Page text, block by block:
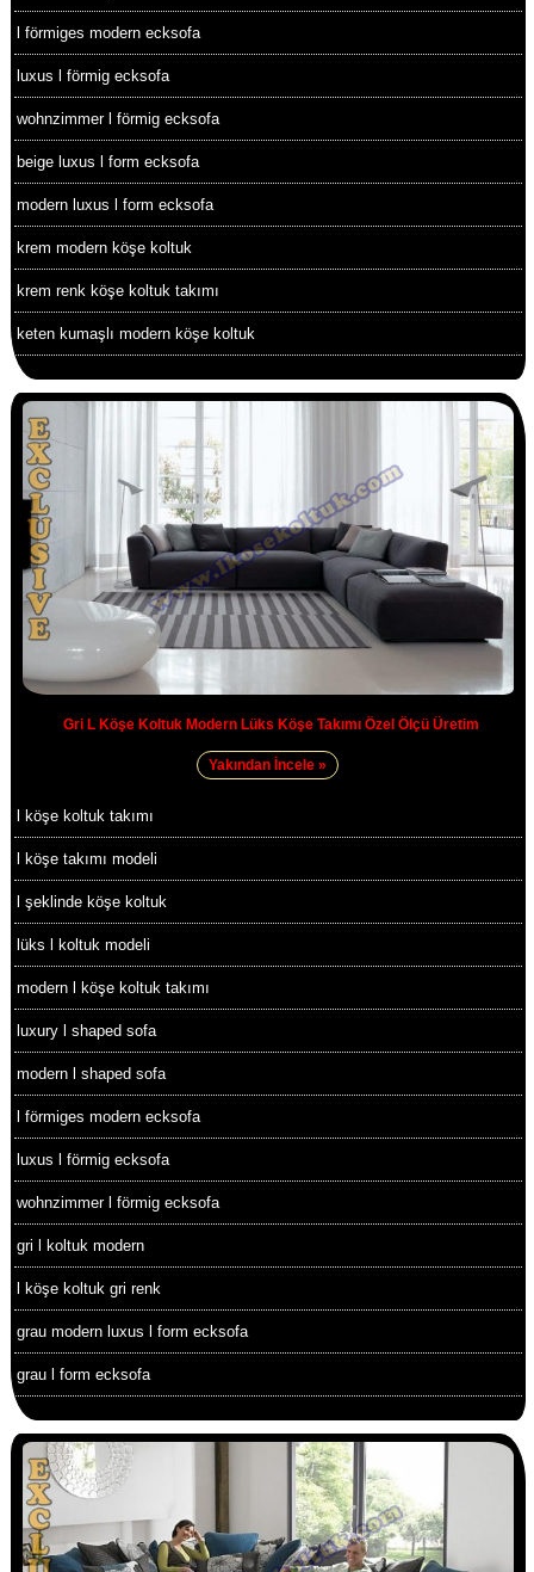
l förmiges modern ecksofa
luxus l förmig ecksofa
wohnzimmer l förmig ecksofa
beige luxus l form ecksofa
modern luxus l form ecksofa
krem modern köşe koltuk
krem renk köşe koltuk takımı
keten kumaşlı modern köşe koltuk
Gri L Köşe Koltuk Modern Lüks Köşe Takımı Özel Ölçü Üretim
Yakından İncele »
l köşe koltuk takımı
l köşe takımı modeli
l şeklinde köşe koltuk
lüks l koltuk modeli
modern l köşe koltuk takımı
luxury l shaped sofa
modern l shaped sofa
l förmiges modern ecksofa
luxus l förmig ecksofa
wohnzimmer l förmig ecksofa
gri l koltuk modern
l köşe koltuk gri renk
grau modern luxus l form ecksofa
grau l form ecksofa